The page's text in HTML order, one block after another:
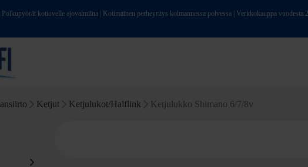
kotiovelle ajovalmiina | Kotimainen perheyritys kolmannessa polvessa | Verkkokauppa vuodesta
Ketjut Ketjulukot/Halflink Ketjulukko Shimano 6/7/8v